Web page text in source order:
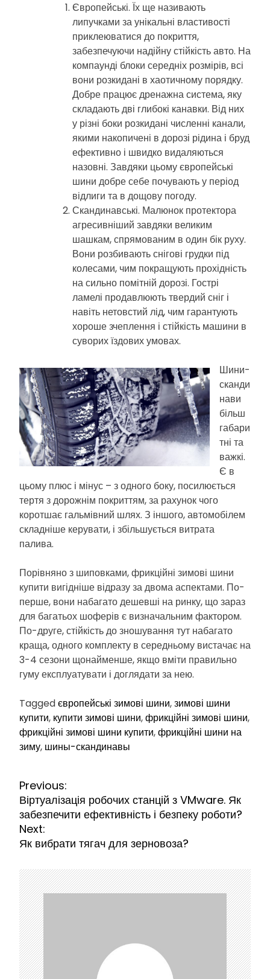
Європейські. Їх ще називають
липучками за унікальні властивості
приклеюватися до покриття,
забезпечуючи надійну стійкість авто. На
компаунді блоки середніх розмірів, всі
вони розкидані в хаотичному порядку.
Добре працює дренажна система, яку
складають дві глибокі канавки. Від них
у різні боки розкидані численні канали,
якими накопичені в дорозі рідина і бруд
ефективно і швидко видаляються
назовні. Завдяки цьому європейські
шини добре себе почувають у період
відлиги та в дощову погоду.
Скандинавські. Малюнок протектора
агресивніший завдяки великим
шашкам, спрямованим в один бік руху.
Вони розбивають снігові грудки під
колесами, чим покращують прохідність
на сильно помітній дорозі. Гострі
ламелі продавлюють твердий сніг і
навіть нетовстий лід, чим гарантують
хороше зчеплення і стійкість машини в
суворих їздових умовах.
Шини-
сканди
нави
більш
габари
тні та
важкі.
Є в
цьому плюс і мінус – з одного боку, посилюється
тертя з дорожнім покриттям, за рахунок чого
коротшає гальмівний шлях. З іншого, автомобілем
складніше керувати, і збільшується витрата
палива.
Порівняно з шиповками, фрикційні зимові шини
купити вигідніше відразу за двома аспектами. По-
перше, вони набагато дешевші на ринку, що зараз
для багатьох шоферів є визначальним фактором.
По-друге, стійкість до зношування тут набагато
краща, одного комплекту в середньому вистачає на
3-4 сезони щонайменше, якщо вміти правильно
гуму експлуатувати і доглядати за нею.
Taggedєвропейські зимові шини,зимові шини
купити, купити зимові шини,фрикційні зимові шини,
фрикційні зимові шини купити,фрикційні шини на
зиму, шины-скандинавы
Н
а
в
і
г
ц
і
я
з
а
п
и
с
Previous:
Віртуалізація робочих станцій з VMware. Як
забезпечити ефективність і безпеку роботи?
Next:
Як вибрати тягач для зерновоза?